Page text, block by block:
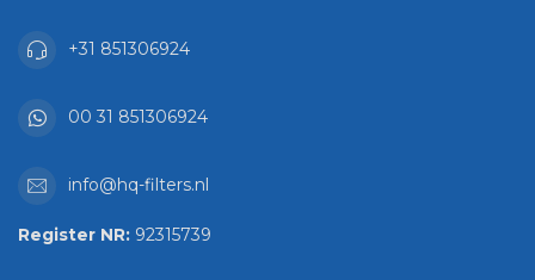
+31 851306924
00 31 851306924
info@hq-filters.nl
Register NR: 92315739